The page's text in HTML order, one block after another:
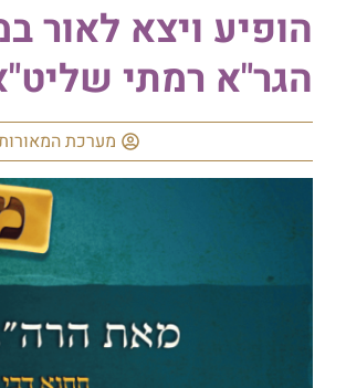
הופיע ויצא
הגר"א רמתי
מערכת